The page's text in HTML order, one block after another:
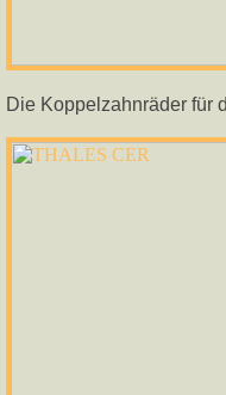
Die Koppelzahnräder für